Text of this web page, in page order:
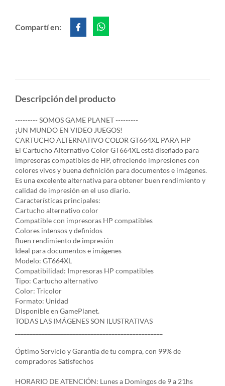
Compartí en:
Descripción del producto
--------- SOMOS GAME PLANET ---------
¡UN MUNDO EN VIDEO JUEGOS!
CARTUCHO ALTERNATIVO COLOR GT664XL PARA HP
El Cartucho Alternativo Color GT664XL está diseñado para
impresoras compatibles de HP, ofreciendo impresiones con
colores vivos y buena definición para documentos e imágenes.
Es una excelente alternativa para obtener buen rendimiento y
calidad de impresión en el uso diario.
Características principales:
Cartucho alternativo color
Compatible con impresoras HP compatibles
Colores intensos y definidos
Buen rendimiento de impresión
Ideal para documentos e imágenes
Modelo: GT664XL
Compatibilidad: Impresoras HP compatibles
Tipo: Cartucho alternativo
Color: Tricolor
Formato: Unidad
Disponible en GamePlanet.
TODAS LAS IMÁGENES SON ILUSTRATIVAS
Óptimo Servicio y Garantía de tu compra, con 99% de
compradores Satisfechos
HORARIO DE ATENCIÓN: Lunes a Domingos de 9 a 21hs